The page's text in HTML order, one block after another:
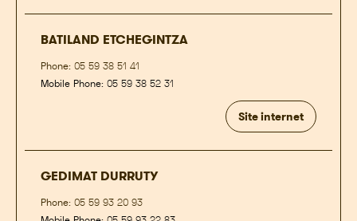
BATILAND ETCHEGINTZA
Phone: 05 59 38 51 41
Mobile Phone: 05 59 38 52 31
Site internet
GEDIMAT DURRUTY
Phone: 05 59 93 20 93